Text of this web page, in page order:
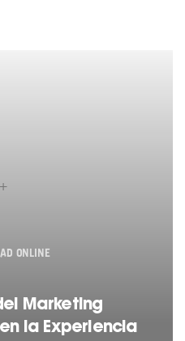
+
ONLINE
Marketing
la Experiencia